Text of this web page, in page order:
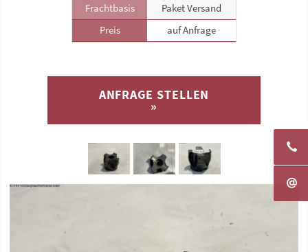
Frachtbasis
Paket Versand
Preis
auf Anfrage
ANFRAGE STELLEN
»